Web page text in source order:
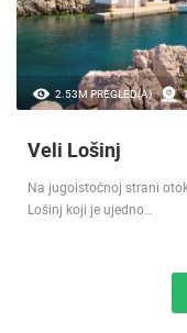
2.53M PREGLED(A)
Veli Lošinj
Na jugoistočnoj strani
Lošinj koji je ujedno…